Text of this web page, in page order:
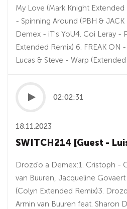
My Love (Mark Knight
- Spinning Around (PBH &
Demex - iT's YoU4. Coi Leray -
Extended Remix) 6. FREAK ON
Lucas & Steve - Warp (Extended
02:02:31
18.11.2023
SWITCH214 [Guest -
Drozďo a Demex:1. Cristoph -
van Buuren, Jacqueline
(Colyn Extended Remix)3.
Armin van Buuren feat. Sharon